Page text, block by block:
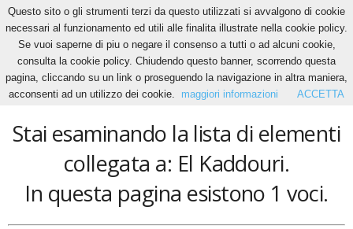
Home Tags El Kaddouri
El Kaddouri
Stai esaminando la lista di elementi
collegata a: El Kaddouri.
In questa pagina esistono 1 voci.
Questo sito o gli strumenti terzi da questo utilizzati si avvalgono di cookie
necessari al funzionamento ed utili alle finalita illustrate nella cookie policy.
Se vuoi saperne di piu o negare il consenso a tutti o ad alcuni cookie,
consulta la cookie policy. Chiudendo questo banner, scorrendo questa
pagina, cliccando su un link o proseguendo la navigazione in altra maniera,
acconsenti ad un utilizzo dei cookie.
maggiori informazioni ACCETTA